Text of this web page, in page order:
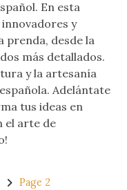
En esta
y
prenda, desde la
más detallados.
y la artesanía
Adelántate
tus ideas en
el arte de
Page 2